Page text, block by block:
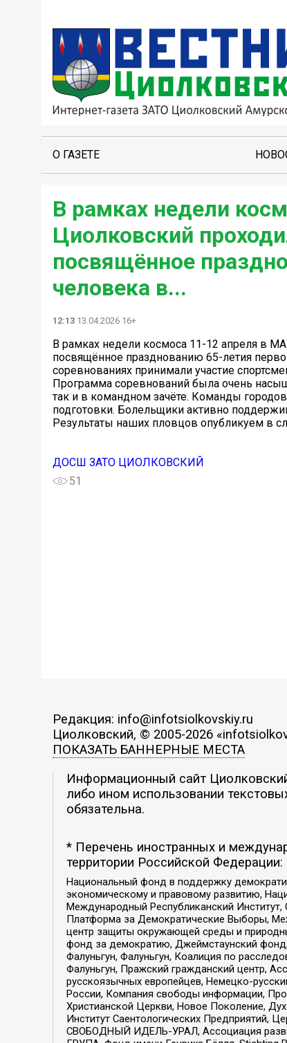
О ГАЗЕТЕ
В рамках недели
Циолковский
посвящённое
человека в...
12:13 13.04.2026 16+
В рамках недели космоса 11-12 апреля в
посвящённое празднованию 65-летия
соревнованиях принимали участие
Программа соревнований была очень
так и в командном зачёте. Команды
подготовки. Болельщики активно
Результаты наших пловцов опубликуем в
ДОСШ ЗАТО ЦИОЛКОВСКИЙ
51
Редакция: info@infotsiolkovskiy.ru
Циолковский, © 2005-2026
ПОКАЗАТЬ БАННЕРНЫЕ МЕСТА
Информационный сайт
либо ином использовании
обязательна.
* Перечень иностранных и
территории Российской Федерации:
Национальный фонд в поддержку
экономическому и правовому развитию,
Международный Республиканский Институт,
Платформа за Демократические Выборы,
центр защиты окружающей среды и
фонд за демократию, Джеймстаунский
Фалуньгун, Фалуньгун, Коалиция по
Фалуньгун, Пражский гражданский центр,
русскоязычных европейцев, Немецко-
России, Компания свободы информации,
Христианской Церкви, Новое Поколение,
Институт Саентологических Предприятий,
СВОБОДНЫЙ ИДЕЛЬ-УРАЛ, Ассоциация